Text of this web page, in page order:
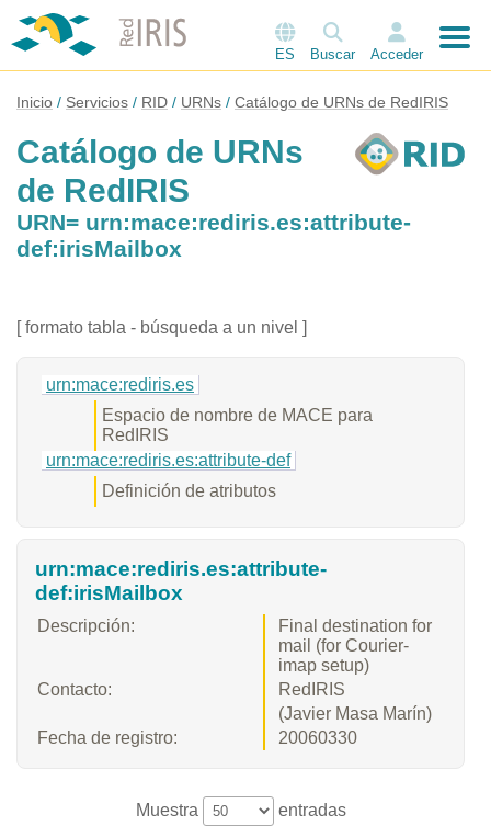
ES Buscar Acceder
Inicio Servicios RID URNs Catálogo de URNs de RedIRIS
Catálogo de URNs
de RedIRIS
URN= urn:mace:rediris.es:attribute-
def:irisMailbox
[ formato tabla - búsqueda a un nivel ]
urn:mace:rediris.es
Espacio de nombre de MACE para
RedIRIS
urn:mace:rediris.es:attribute-def
Definición de atributos
urn:mace:rediris.es:attribute-
def:irisMailbox
Descripción:
Final destination for
mail (for Courier-
imap setup)
Contacto:
RedIRIS
(Javier Masa Marín)
Fecha de registro:
20060330
Muestra entradas